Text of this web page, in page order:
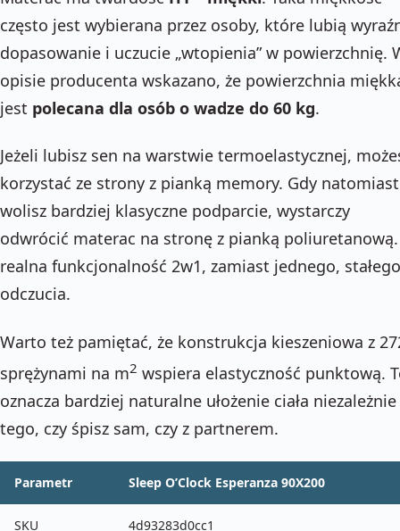
często jest wybierana przez osoby, które lubią
dopasowanie i uczucie „wtopienia” w powierzchnię.
opisie producenta wskazano, że powierzchnia
jest polecana dla osób o wadze do 60 kg.
Jeżeli lubisz sen na warstwie termoelastycznej,
korzystać ze strony z pianką memory. Gdy natomiast
wolisz bardziej klasyczne podparcie, wystarczy
odwrócić materac na stronę z pianką poliuretanową.
realna funkcjonalność 2w1, zamiast jednego, stałego
odczucia.
Warto też pamiętać, że konstrukcja kieszeniowa z
sprężynami na m2 wspiera elastyczność punktową.
oznacza bardziej naturalne ułożenie ciała
tego, czy śpisz sam, czy z partnerem.
Parametr Sleep O’Clock Esperanza 90X200
SKU 4d93283d0cc1